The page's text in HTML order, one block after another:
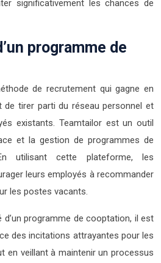
significativement les chances de
programme de
de recrutement qui gagne en
de tirer parti du réseau personnel et
existants. Teamtailor est un outil
et la gestion de programmes de
utilisant cette plateforme, les
leurs employés à recommander
les postes vacants.
d’un programme de cooptation, il est
des incitations attrayantes pour les
en veillant à maintenir un processus